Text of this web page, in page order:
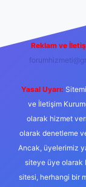
Reklam ve
Yasal Uyarı:
ve İletişim
olarak hizmet
olarak denetleme
Ancak, üyelerimiz
siteye üye olarak
sitesi, herhangi bir